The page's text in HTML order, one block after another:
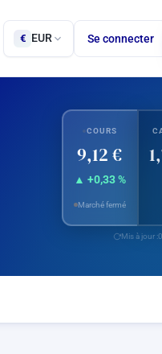
€ EUR Se connecter
COURS
9,12 €
▲ +0,33 %
Marché fermé
Mis à jour :